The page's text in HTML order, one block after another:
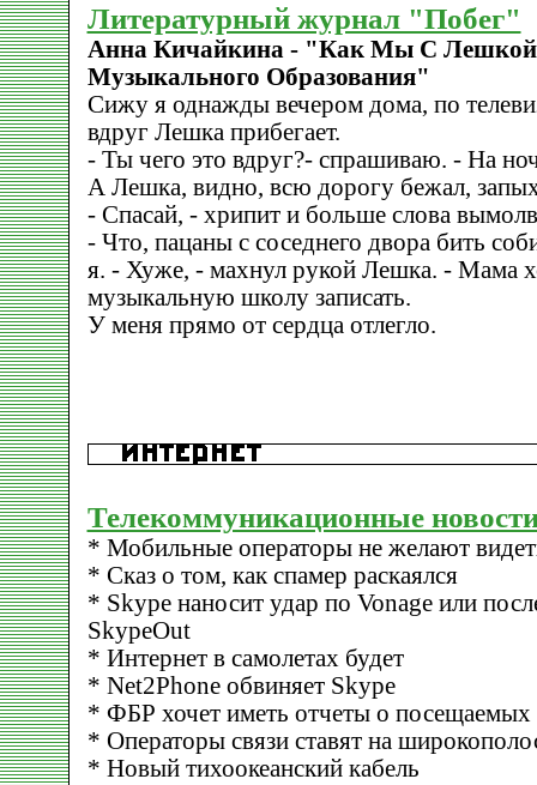
Литературный журнал "Побег"
Анна Кичайкина - "Как Мы С Лешкой
Музыкального Образования"
Сижу я однажды вечером дома, по
вдруг Лешка прибегает.
- Ты чего это вдруг?- спрашиваю. - На
А Лешка, видно, всю дорогу бежал,
- Спасай, - хрипит и больше слова
- Что, пацаны с соседнего двора бить
я. - Хуже, - махнул рукой Лешка. - Мама
музыкальную школу записать.
У меня прямо от сердца отлегло.
Телекоммуникационные
* Мобильные операторы не желают
* Сказ о том, как спамер раскаялся
* Skype наносит удар по Vonage или
SkypeOut
* Интернет в самолетах будет
* Net2Phone обвиняет Skype
* ФБР хочет иметь отчеты о посещаемых
* Операторы связи ставят на
* Новый тихоокеанский кабель